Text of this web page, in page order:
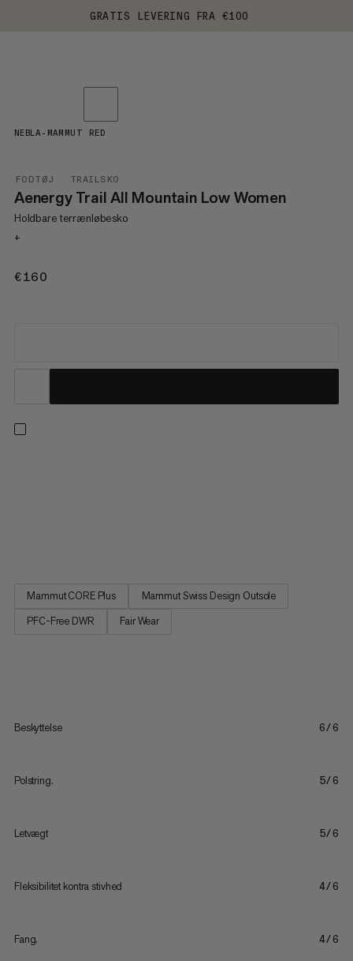
GRATIS LEVERING FRA €100
FODTØJ TRAILSKO
Aenergy Trail All Mountain Low Women
Holdbare terrænløbesko
+
€160
NEBLA-MAMMUT RED
Mammut CORE Plus
Mammut Swiss Design Outsole
PFC-Free DWR
Fair Wear
Beskyttelse 6/6
Polstring. 5/6
Letvægt 5/6
Fleksibilitet kontra stivhed 4/6
Fang. 4/6